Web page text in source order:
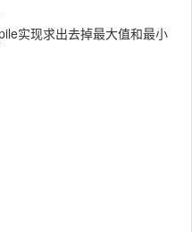
实现求出去掉最大值和最小